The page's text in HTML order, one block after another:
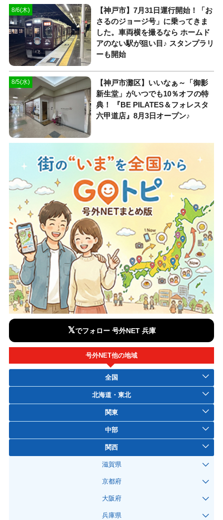
8/6(木)
【神戸市】7月31日運行開始！「お
さるのジョージ号」に乗ってきま
した。車両横を撮るなら ホームド
アのない駅が狙い目♪ スタンプラリ
ーも開始
8/5(水)
【神戸市灘区】いいなぁ～「御影
新生堂」がいつでも10％オフの特
典！ 『BE PILATES＆フォレスタ
六甲道店』8月3日オープン♪
𝕏でフォロー 号外NET 兵庫
号外NET他の地域
全国
北海道・東北
関東
中部
関西
滋賀県
京都府
大阪府
兵庫県